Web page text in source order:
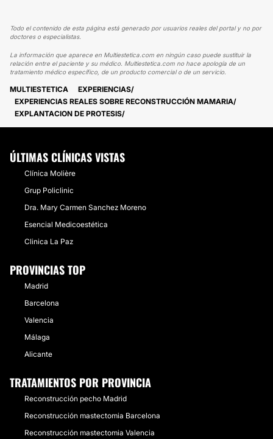
Todo el contenido de esta página está generado por usuarios reales del portal y no por
doctores o especialistas.
La información que aparece en Multiestetica.com en ningún caso puede sustituir la
relación entre el paciente y su médico. Multiestetica.com no hace apología de un
tratamiento médico específico, de un producto comercial o de un servicio.
MULTIESTETICA
EXPERIENCIAS
EXPERIENCIAS REALES SOBRE RECONSTRUCCIÓN MAMARIA
EXPLANTACION DE PROTESIS
ÚLTIMAS CLÍNICAS VISTAS
Clínica Molière
Grup Policlinic
Dra. Mary Carmen Sanchez Moreno
Esencial Medicoestética
Clinica La Paz
PROVINCIAS TOP
Madrid
Barcelona
Valencia
Málaga
Alicante
TRATAMIENTOS POR PROVINCIA
Reconstrucción pecho Madrid
Reconstrucción mastectomia Barcelona
Reconstrucción mastectomia Valencia